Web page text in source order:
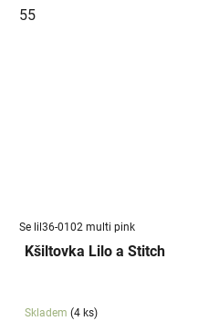
55
Se lil36-0102 multi pink
Kšiltovka Lilo a Stitch
Skladem (4 ks)